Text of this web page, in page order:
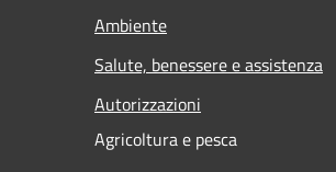
Ambiente
Salute, benessere e assistenza
Autorizzazioni
Agricoltura e pesca